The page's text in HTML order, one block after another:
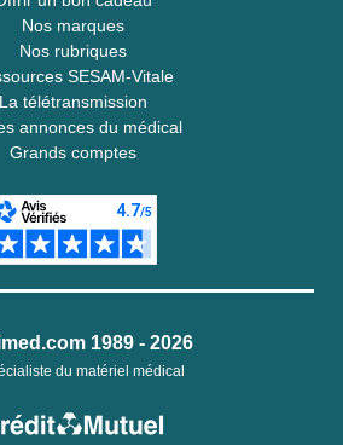
Nos marques
Nos rubriques
SESAM-Vitale
La télétransmission
annonces du médical
Grands comptes
1989 - 2026
du matériel médical